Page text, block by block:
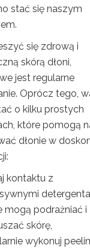
stać się naszym
się zdrową i
skórą dłoni,
jest regularne
Oprócz tego,
o kilku prostych
które pomogą
dłonie w
kontaktu z
mogą podrażniać i
skórę,
wykonuj